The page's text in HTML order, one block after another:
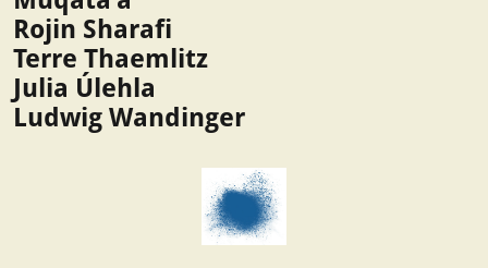
Rojin Sharafi
Terre Thaemlitz
Julia Úlehla
Ludwig Wandinger